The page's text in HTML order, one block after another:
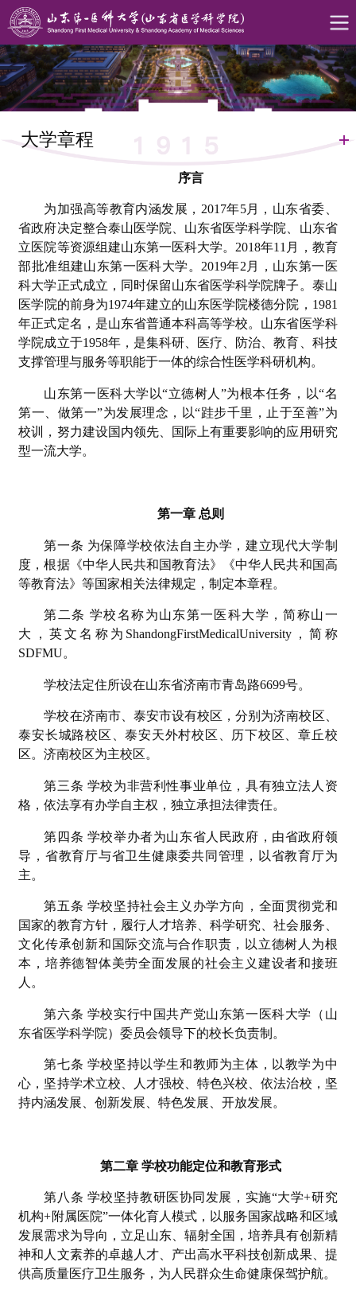
大学章程
序言
为加强高等教育内涵发展，2017年5月，山东省委、
省政府决定整合泰山医学院、山东省医学科学院、山东省
立医院等资源组建山东第一医科大学。2018年11月，教育
部批准组建山东第一医科大学。2019年2月，山东第一医
科大学正式成立，同时保留山东省医学科学院牌子。泰山
医学院的前身为1974年建立的山东医学院楼德分院，1981
年正式定名，是山东省普通本科高等学校。山东省医学科
学院成立于1958年，是集科研、医疗、防治、教育、科技
支撑管理与服务等职能于一体的综合性医学科研机构。
山东第一医科大学以“立德树人”为根本任务，以“名
第一、做第一”为发展理念，以“跬步千里，止于至善”为
校训，努力建设国内领先、国际上有重要影响的应用研究
型一流大学。
第一章 总则
第一条 为保障学校依法自主办学，建立现代大学制
度，根据《中华人民共和国教育法》《中华人民共和国高
等教育法》等国家相关法律规定，制定本章程。
第二条 学校名称为山东第一医科大学，简称山一
大，英文名称为ShandongFirstMedicalUniversity，简称
SDFMU。
学校法定住所设在山东省济南市青岛路6699号。
学校在济南市、泰安市设有校区，分别为济南校区、
泰安长城路校区、泰安天外村校区、历下校区、章丘校
区。济南校区为主校区。
第三条 学校为非营利性事业单位，具有独立法人资
格，依法享有办学自主权，独立承担法律责任。
第四条 学校举办者为山东省人民政府，由省政府领
导，省教育厅与省卫生健康委共同管理，以省教育厅为
主。
第五条 学校坚持社会主义办学方向，全面贯彻党和
国家的教育方针，履行人才培养、科学研究、社会服务、
文化传承创新和国际交流与合作职责，以立德树人为根
本，培养德智体美劳全面发展的社会主义建设者和接班
人。
第六条 学校实行中国共产党山东第一医科大学（山
东省医学科学院）委员会领导下的校长负责制。
第七条 学校坚持以学生和教师为主体，以教学为中
心，坚持学术立校、人才强校、特色兴校、依法治校，坚
持内涵发展、创新发展、特色发展、开放发展。
第二章 学校功能定位和教育形式
第八条 学校坚持教研医协同发展，实施“大学+研究
机构+附属医院”一体化育人模式，以服务国家战略和区域
发展需求为导向，立足山东、辐射全国，培养具有创新精
神和人文素养的卓越人才、产出高水平科技创新成果、提
供高质量医疗卫生服务，为人民群众生命健康保驾护航。